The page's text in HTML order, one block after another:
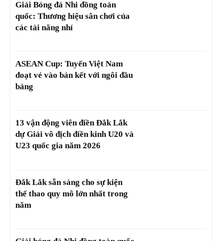
Giải Bóng đá Nhi đồng toàn
quốc: Thương hiệu sân chơi của
các tài năng nhí
ASEAN Cup: Tuyển Việt Nam
đoạt vé vào bán kết với ngôi đầu
bảng
13 vận động viên điền Đắk Lắk
dự Giải vô địch điền kinh U20 và
U23 quốc gia năm 2026
Đắk Lắk sẵn sàng cho sự kiện
thể thao quy mô lớn nhất trong
năm